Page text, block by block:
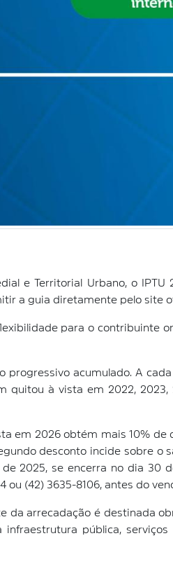
e Territorial Urbano, o IPTU
a guia diretamente pelo site
para o contribuinte
acumulado. A
à vista em 2022, 2023,
em 2026 obtém mais 10% de
desconto incide sobre o
2025, se encerra no dia 30
ou (42) 3635-8106, antes do
da arrecadação é destinada
pública,